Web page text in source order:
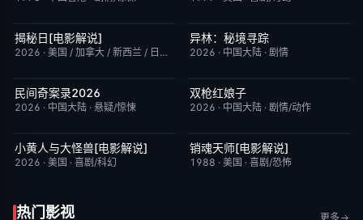
已完结
揭秘日[电影解说]
2026 · 美国 / 加拿大 / 新西兰 / 日本 剧情/科幻
今日更新
异林：秘境寻踪
2026 · 中国大陆 · 剧情
更新至下集
民间奇案录2026
2026 · 中国大陆 · 悬疑/惊悚
今日更新
双枪红娘子
2026 · 中国大陆 · 剧情/动作
已完结
小黄人与大怪兽[电影解说]
2026 · 美国 · 喜剧/科幻
已完结
销魂天师[电影解说]
1988 · 美国 · 喜剧/恐怖
热门影视 更多